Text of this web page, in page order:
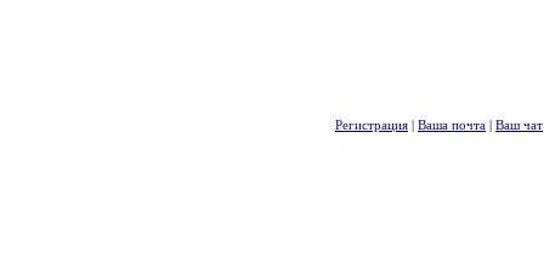
Регистрация | Ваша почта | Ваш чат